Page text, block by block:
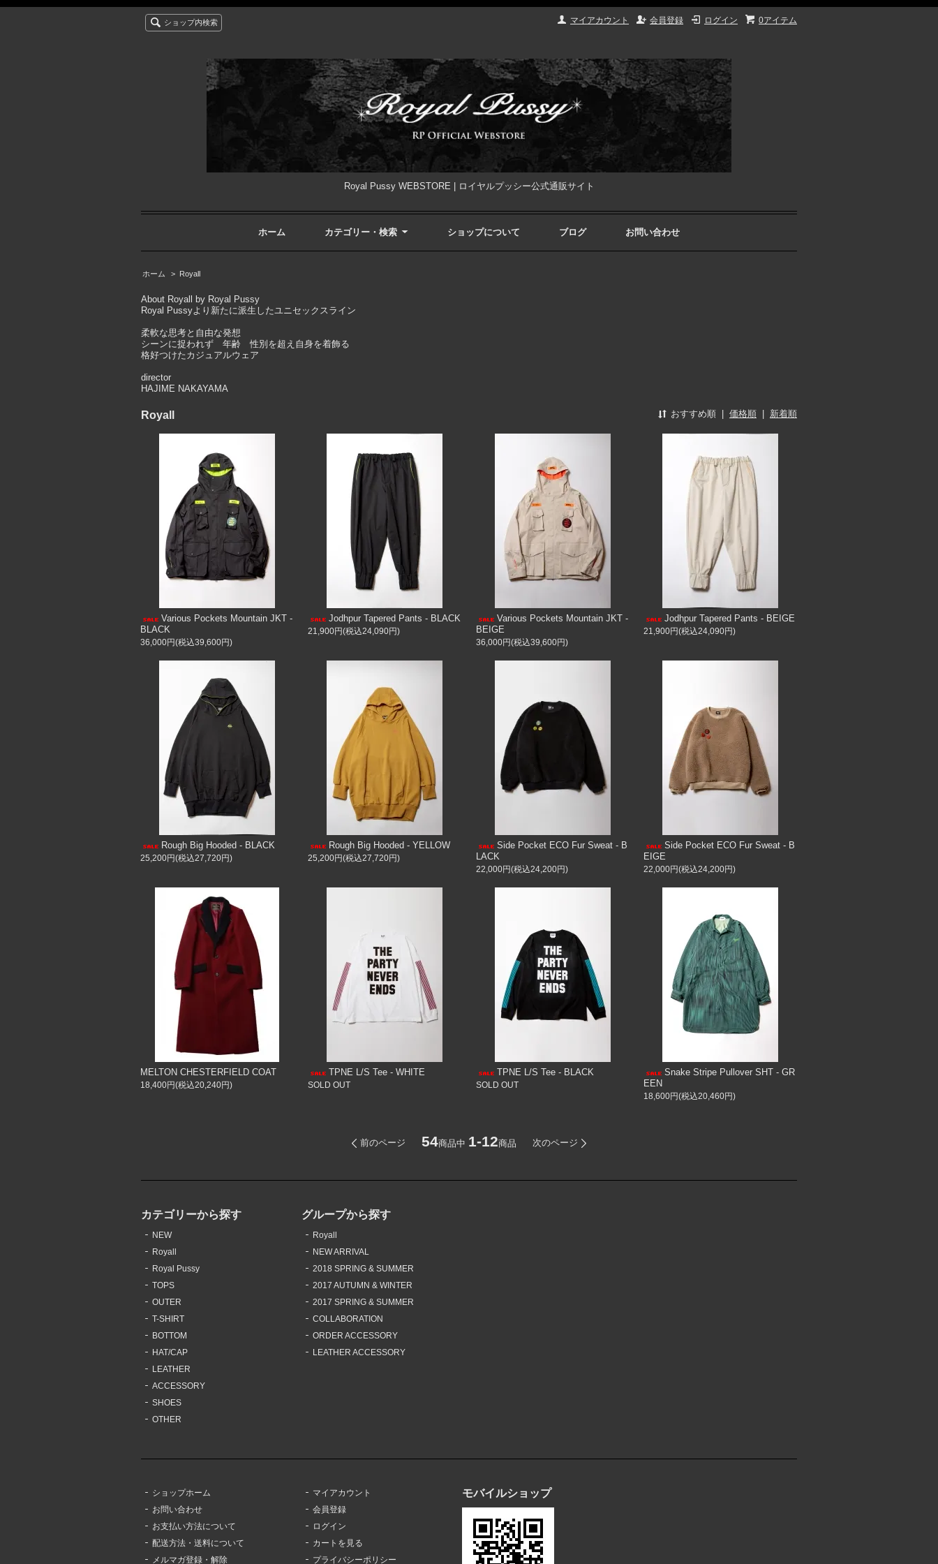
0アイテム
ログイン
会員登録
マイアカウント
ショップ内検索
Royal Pussy WEBSTORE | ロイヤルプッシー公式通販サイト
ホーム カテゴリー・検索 ショップについて ブログ お問い合わせ
ホーム > Royall
About Royall by Royal Pussy
Royal Pussyより新たに派生したユニセックスライン
柔軟な思考と自由な発想
シーンに捉われず 年齢 性別を超え自身を着飾る
格好つけたカジュアルウェア
director
HAJIME NAKAYAMA
Royall おすすめ順 価格順 新着順
Various Pockets Mountain JKT -
BLACK
36,000円(税込39,600円)
Jodhpur Tapered Pants - BLACK
21,900円(税込24,090円)
Various Pockets Mountain JKT -
BEIGE
36,000円(税込39,600円)
Jodhpur Tapered Pants - BEIGE
21,900円(税込24,090円)
Rough Big Hooded - BLACK
25,200円(税込27,720円)
Rough Big Hooded - YELLOW
25,200円(税込27,720円)
Side Pocket ECO Fur Sweat - B
LACK
22,000円(税込24,200円)
Side Pocket ECO Fur Sweat - B
EIGE
22,000円(税込24,200円)
MELTON CHESTERFIELD COAT
18,400円(税込20,240円)
TPNE L/S Tee - WHITE
SOLD OUT
TPNE L/S Tee - BLACK
SOLD OUT
Snake Stripe Pullover SHT - GR
EEN
18,600円(税込20,460円)
前のページ 54商品中 1-12商品 次のページ
カテゴリーから探す
NEW
Royall
Royal Pussy
TOPS
OUTER
T-SHIRT
BOTTOM
HAT/CAP
LEATHER
ACCESSORY
SHOES
OTHER
グループから探す
Royall
NEW ARRIVAL
2018 SPRING & SUMMER
2017 AUTUMN & WINTER
2017 SPRING & SUMMER
COLLABORATION
ORDER ACCESSORY
LEATHER ACCESSORY
ショップホーム
お問い合わせ
お支払い方法について
配送方法・送料について
メルマガ登録・解除
マイアカウント
会員登録
ログイン
カートを見る
プライバシーポリシー
モバイルショップ